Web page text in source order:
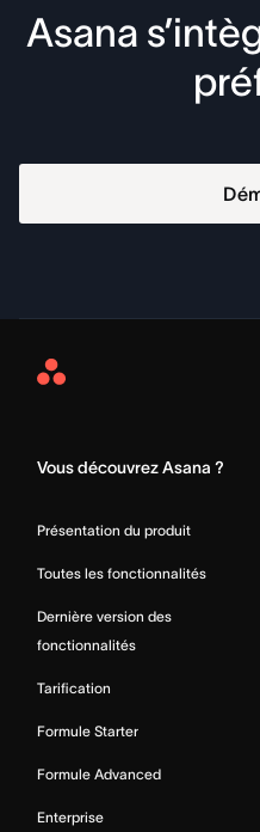
Asana
Asana
Vous découvrez Asana ?
Présentation du produit
Toutes les fonctionnalités
Dernière version des
fonctionnalités
Tarification
Formule Starter
Formule Advanced
Enterprise